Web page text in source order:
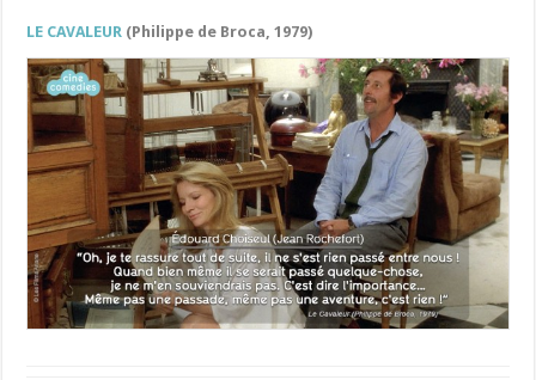
LE CAVALEUR (Philippe de Broca, 1979)